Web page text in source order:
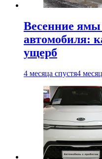
Весенние ямы
автомобиля:
ущерб
4 месяца спустя4